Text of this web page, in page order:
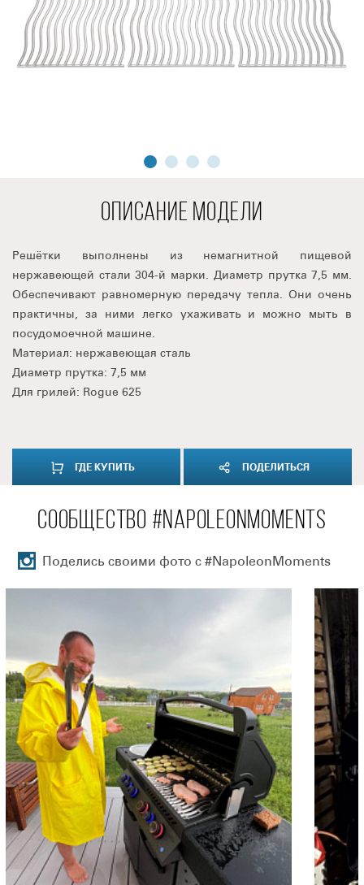
ОПИСАНИЕ МОДЕЛИ
Решётки выполнены из немагнитной пищевой
нержавеющей стали 304-й марки. Диаметр прутка 7,5 мм.
Обеспечивают равномерную передачу тепла. Они очень
практичны, за ними легко ухаживать и можно мыть в
посудомоечной машине.
Материал: нержавеющая сталь
Диаметр прутка: 7,5 мм
Для грилей: Rogue 625
ГДЕ КУПИТЬ ПОДЕЛИТЬСЯ
СООБЩЕСТВО #NAPOLEONMOMENTS
Поделись своими фото с #NapoleonMoments